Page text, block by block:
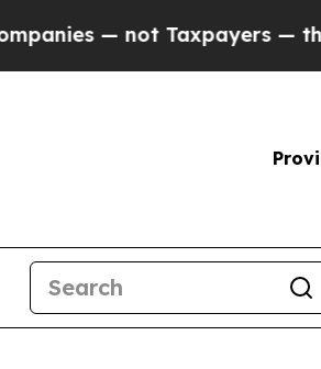
Taxpayers — the Chance